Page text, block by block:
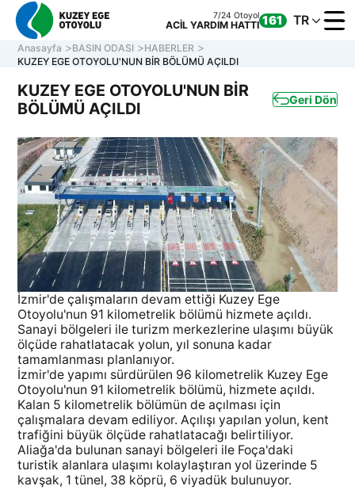
7/24 Otoyol
ACİL YARDIM HATTI 161 TR
OTOYOL
ONLINE
Müşteri Hizmetleri
Hafta içi 08:30 - 17:30
0 850 577 35 35
7/24 Otoyol
ACİL YARDIM HATTI 161
Anasayfa BASIN ODASI
HABERLER
KUZEY EGE OTOYOLU'NUN BİR BÖLÜMÜ AÇILDI
KUZEY EGE OTOYOLU'NUN BİR
BÖLÜMÜ AÇILDI
Geri Dön
İzmir'de çalışmaların devam ettiği Kuzey Ege
Otoyolu'nun 91 kilometrelik bölümü hizmete açıldı.
Sanayi bölgeleri ile turizm merkezlerine ulaşımı büyük
ölçüde rahatlatacak yolun, yıl sonuna kadar
tamamlanması planlanıyor.
İzmir'de yapımı sürdürülen 96 kilometrelik Kuzey Ege
Otoyolu'nun 91 kilometrelik bölümü, hizmete açıldı.
Kalan 5 kilometrelik bölümün de açılması için
çalışmalara devam ediliyor. Açılışı yapılan yolun, kent
trafiğini büyük ölçüde rahatlatacağı belirtiliyor.
Aliağa'da bulunan sanayi bölgeleri ile Foça'daki
turistik alanlara ulaşımı kolaylaştıran yol üzerinde 5
kavşak, 1 tünel, 38 köprü, 6 viyadük bulunuyor.